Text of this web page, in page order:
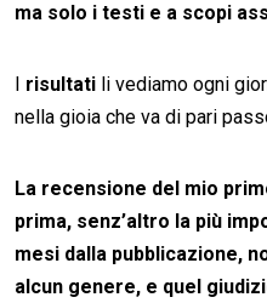
ma solo i testi e a scopi
I risultati li vediamo ogni
nella gioia che va di pari
La recensione del mio
prima, senz’altro la più
mesi dalla pubblicazione,
alcun genere, e quel